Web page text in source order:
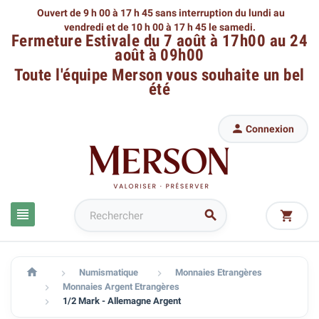
Ouvert de 9 h 00 à 17 h 45 sans interruption du lundi au
vendredi et de 10 h 00 à 17 h 45 le samedi.
Fermeture Estivale du 7 août à 17h00 au 24
août à 09h00
Toute l'équipe Mersonvous souhaite un bel
été
 
 Connexion

  Numismatique  Monnaies Etrangères
 Monnaies Argent Etrangères
 1/2 Mark - Allemagne Argent